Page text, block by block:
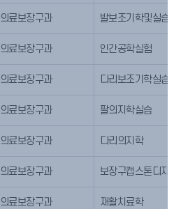
의료보장구과 발보조기학및실습
의료보장구과 인간공학실험
의료보장구과 다리보조기학실습
의료보장구과 팔의지학실습
의료보장구과 다리의지학
의료보장구과 보장구캡스톤디자
의료보장구과 재활치료학